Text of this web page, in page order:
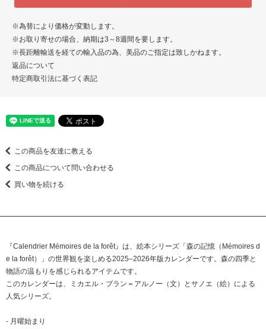
※為替により価格が変動します。
※お取り寄せの場合、納期は3～8週間を要します。
※長距離輸送を経ての輸入品の為、美品のご指定は致しかねます。
返品について
特定商取引法に基づく表記
この商品を友達に教える
この商品について問い合わせる
買い物を続ける
『Calendrier Mémoires de la forêt』は、絵本シリーズ「森の記憶（Mémoires d
e la forêt）」の世界観を楽しめる2025–2026年版カレンダーです。森の四季と
物語の温もりを感じられるアイテムです。
このカレンダーは、ミカエル・ブラン＝アルノー（文）とサノエ（絵）による
人気シリーズ。
- 月曜始まり